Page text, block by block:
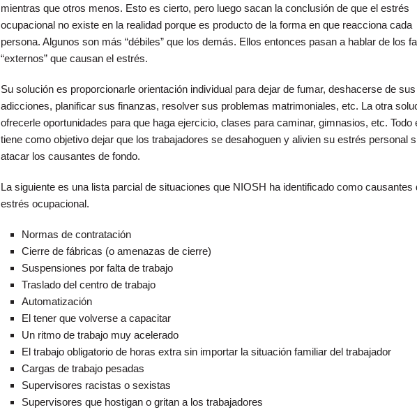
mientras que otros menos. Esto es cierto, pero luego sacan la conclusión de que el estrés
ocupacional no existe en la realidad porque es producto de la forma en que reacciona cada
persona. Algunos son más “débiles” que los demás. Ellos entonces pasan a hablar de los
“externos” que causan el estrés.
Su solución es proporcionarle orientación individual para dejar de fumar, deshacerse de sus
adicciones, planificar sus finanzas, resolver sus problemas matrimoniales, etc. La otra
ofrecerle oportunidades para que haga ejercicio, clases para caminar, gimnasios, etc. Todo
tiene como objetivo dejar que los trabajadores se desahoguen y alivien su estrés personal
atacar los causantes de fondo.
La siguiente es una lista parcial de situaciones que NIOSH ha identificado como causantes
estrés ocupacional.
Normas de contratación
Cierre de fábricas (o amenazas de cierre)
Suspensiones por falta de trabajo
Traslado del centro de trabajo
Automatización
El tener que volverse a capacitar
Un ritmo de trabajo muy acelerado
El trabajo obligatorio de horas extra sin importar la situación familiar del trabajador
Cargas de trabajo pesadas
Supervisores racistas o sexistas
Supervisores que hostigan o gritan a los trabajadores